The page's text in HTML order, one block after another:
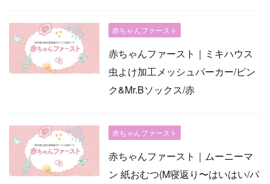
赤ちゃんファースト
赤ちゃんファースト｜ミキハウス
虫よけ加工メッシュパーカー/ピン
ク&Mr.Bソックス/赤
赤ちゃんファースト
赤ちゃんファースト｜ムーニーマ
ン 紙おむつ(M寝返り〜はいはい/パ